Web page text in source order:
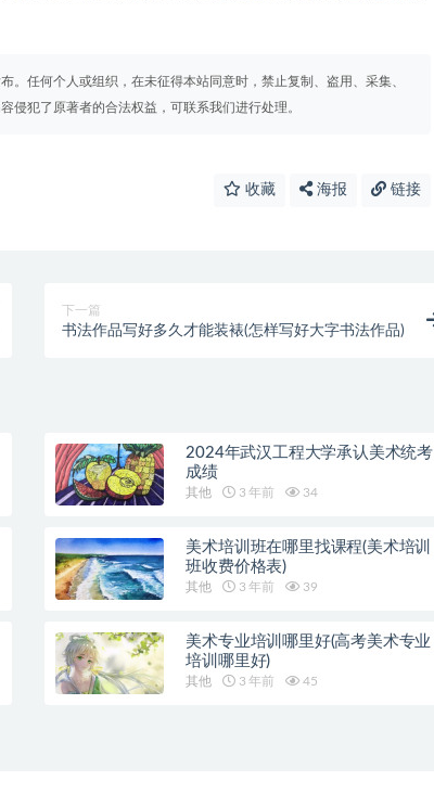
。任何个人或组织，在未征得本站同意时，禁止复制、盗用、采集、
侵犯了原著者的合法权益，可联系我们进行处理。
收藏 海报 链接
下一篇
书法作品写好多久才能装裱(怎样写好大字书法作品)
2024年武汉工程大学承认美术统考
成绩
其他 3 年前 34
美术培训班在哪里找课程(美术培训
班收费价格表)
其他 3 年前 39
美术专业培训哪里好(高考美术专业
培训哪里好)
其他 3 年前 45